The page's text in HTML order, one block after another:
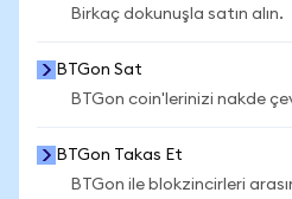
Birkaç dokunuşla satın alın.
BTGon Sat
BTGon coin'lerinizi nakde
BTGon Takas Et
BTGon ile blokzincirleri